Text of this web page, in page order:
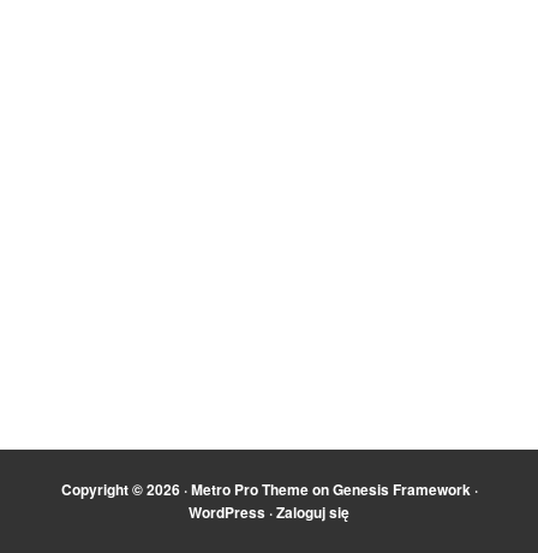
Copyright © 2026 ·Metro Pro ThemeonGenesis Framework·
WordPress ·Zaloguj się